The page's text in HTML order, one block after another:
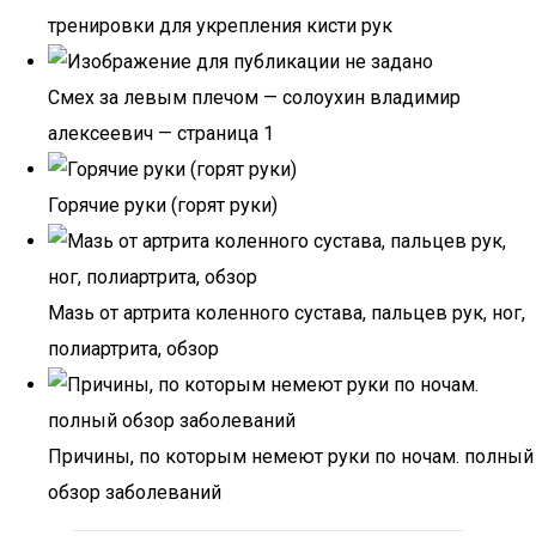
тренировки для укрепления кисти рук
Смех за левым плечом — солоухин владимир
алексеевич — страница 1
Горячие руки (горят руки)
Мазь от артрита коленного сустава, пальцев рук, ног,
полиартрита, обзор
Причины, по которым немеют руки по ночам. полный
обзор заболеваний